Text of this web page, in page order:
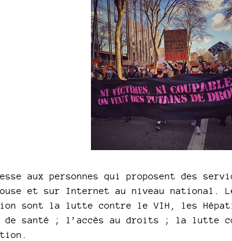
aux personnes qui proposent des
et sur Internet au niveau national.
sont la lutte contre le VIH, les
de santé ; l’accès au droits ; la lutte